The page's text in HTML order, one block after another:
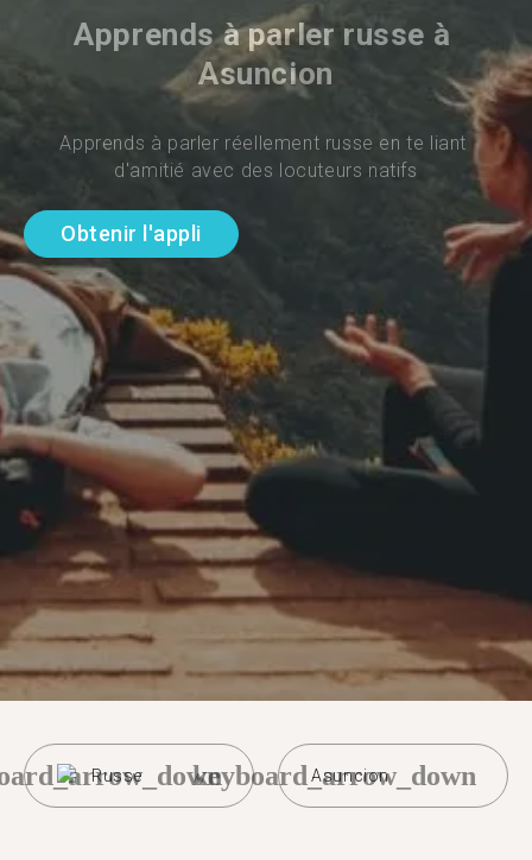
Apprends à parler russe à
Asuncion
Apprends à parler réellement russe en te liant
d'amitié avec des locuteurs natifs
Obtenir l'appli
Russe Asuncion
keyboard_arrow_down